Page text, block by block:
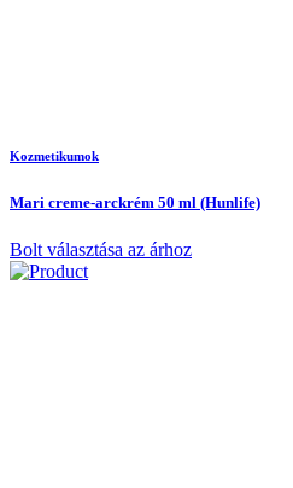
Kozmetikumok
Mari creme-arckrém 50 ml (Hunlife)
Bolt választása az árhoz